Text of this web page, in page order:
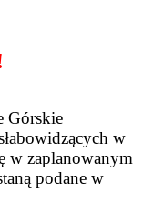
Górskie
w
w zaplanowanym
podane w